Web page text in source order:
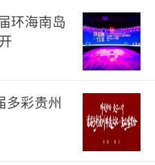
环海南岛
多彩贵州